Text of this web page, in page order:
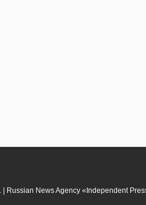
Russian News Agency «Independent